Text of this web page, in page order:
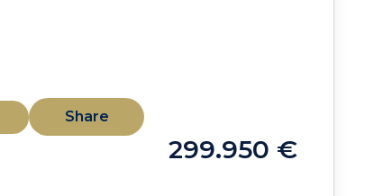
Share
299.950 €